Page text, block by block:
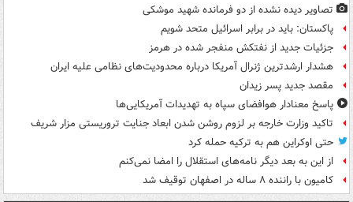
تصاویر دیده‌ نشده از دو فرمانده شهید موشکی
پاکستان: باید در برابر اسرائیل متحد شویم
جزئیات جدید از نفتکش منفجر شده در هرمز
هشدار ارشدترین ژنرال آمریکا درباره محدودیت‌های نظامی علیه ایران
مقصد جدید پسر زیدان
پاسخ معنادار هوافضای سپاه به تهدیدات آمریکایی‌ها
تاکید وزارت خارجه بر لزوم روشن شدن ابعاد جنایت تروریستی مزار شریف
حتی اوکراین هم به ترکیه حمله کرد
از این به بعد دیگر نامه‌های استقلال را امضا نمی‌کنم
کامیون با راننده ۸ ساله در اصفهان توقیف شد